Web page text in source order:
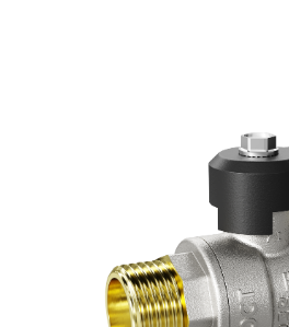
Каталог
Застройщикам
Снабженцам и
Монтажным